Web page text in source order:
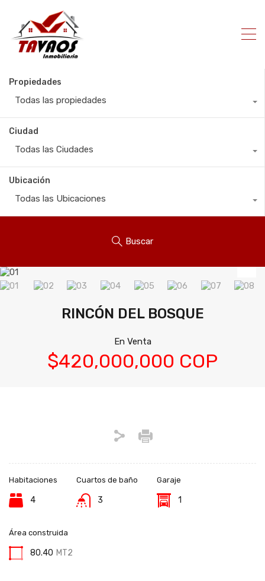
Propiedades
Todas las propiedades
Ciudad
Todas las Ciudades
Ubicación
Todas las Ubicaciones
Buscar
RINCÓN DEL BOSQUE
En Venta
$420,000,000 COP
Habitaciones
4
Cuartos de baño
3
Garaje
1
Área construida
80.40 MT2